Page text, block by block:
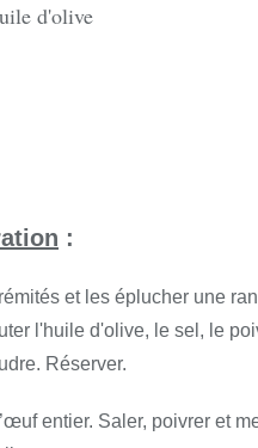
d'olive
:
et les éplucher une
l'huile d'olive, le sel, le
Réserver.
entier. Saler, poivrer et